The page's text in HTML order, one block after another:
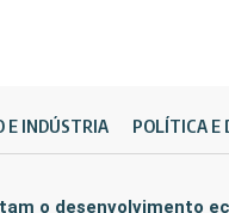
E INDÚSTRIA POLÍTICA E
o desenvolvimento